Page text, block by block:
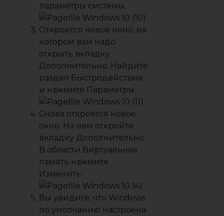
параметры системы.
Откроется новое окно, на
котором вам надо
открыть вкладку
Дополнительно. Найдите
раздел Быстродействие
и нажмите Параметры.
Снова откроется новое
окно. На нем откройте
вкладку Дополнительно.
В области Виртуальная
память нажмите
Изменить.
Вы увидите, что Windows
по умолчанию настроена